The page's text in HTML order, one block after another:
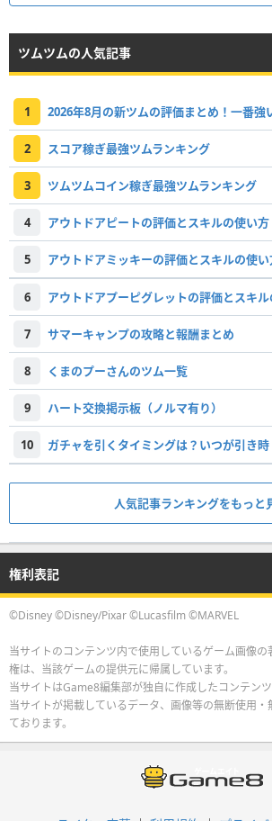
ツムツムの人気記事
1 2026年8月の新ツムの評価まとめ！一番強
2 スコア稼ぎ最強ツムランキング
3 ツムツムコイン稼ぎ最強ツムランキング
4 アウトドアピートの評価とスキルの使い方
5 アウトドアミッキーの評価とスキルの使い
6 アウトドアプーピグレットの評価とスキ
7 サマーキャンプの攻略と報酬まとめ
8 くまのプーさんのツム一覧
9 ハート交換掲示板（ノルマ有り）
10 ガチャを引くタイミングは？いつが引き時
人気記事ランキングをもっと
権利表記
©Disney ©Disney/Pixar ©Lucasfilm ©MARVEL
当サイトのコンテンツ内で使用しているゲーム画像
権は、当該ゲームの提供元に帰属しています。
当サイトはGame8編集部が独自に作成したコンテンツ
当サイトが掲載しているデータ、画像等の無断使用
ております。